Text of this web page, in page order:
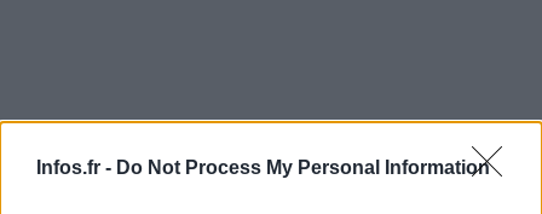
Infos.fr - Do Not Process My Personal Information